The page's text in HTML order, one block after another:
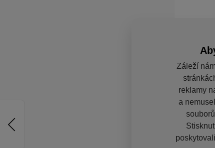
Záleží
reklamy
a